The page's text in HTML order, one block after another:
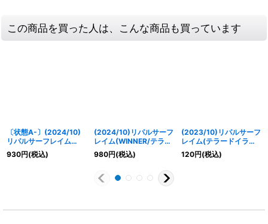
この商品を買った人は、こんな商品も買っています
〔状態A-〕(2024/10)
リパルサーフレイム
(WINNER/テラードイラ
スト)【C】{BS62-070}
930円(税込)
(2024/10)リパルサーフ
レイム(WINNER/テラー
ドイラスト)【C】
{BS62-070}《赤》
980円(税込)
(2023/10)リパルサーフ
レイム(テラードイラス
ト)【C】{BS62-070}
《赤》
120円(税込)